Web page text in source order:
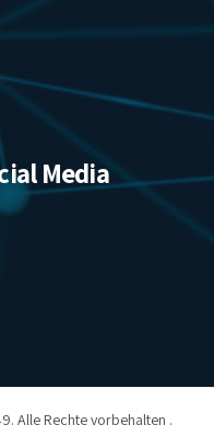
Media
Alle Rechte vorbehalten .